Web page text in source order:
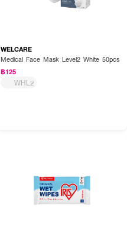
WELCARE
Medical Face Mask Level2 White 50pcs
฿125
WHL2